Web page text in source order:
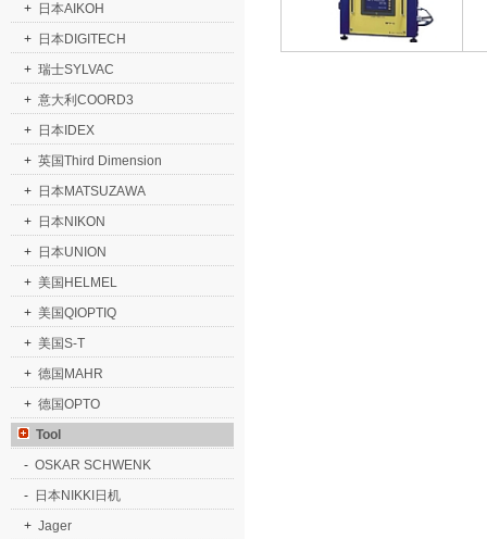
+ 日本AIKOH
+ 日本DIGITECH
+ 瑞士SYLVAC
+ 意大利COORD3
+ 日本IDEX
+ 英国Third Dimension
+ 日本MATSUZAWA
+ 日本NIKON
+ 日本UNION
+ 美国HELMEL
+ 美国QIOPTIQ
+ 美国S-T
+ 德国MAHR
+ 德国OPTO
Tool
- OSKAR SCHWENK
- 日本NIKKI日机
+ Jager